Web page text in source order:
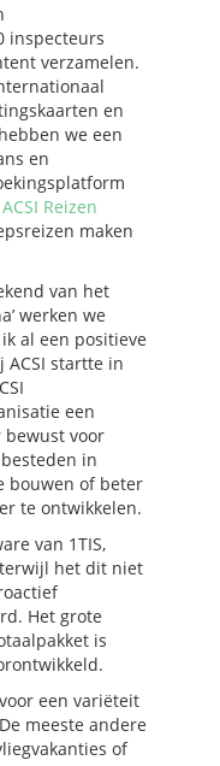
inspecteurs
verzamelen.
en
we een
en
ACSI Reizen
maken
van het
werken we
al een positieve
ACSI startte in
een
voor
in
bouwen of beter
te ontwikkelen.
van 1TIS,
terwijl het dit niet
Het grote
is
een variëteit
meeste andere
of